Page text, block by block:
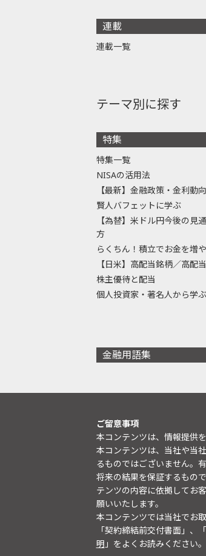
連載
連載一覧
テーマ別に探す
特集
特集一覧
NISAの活用法
【最新】金融政策・金利動向
賢人バフェットに学ぶ
【為替】米ドル円今後の見
方
らくちん！積立でお金を増
【日米】高配当銘柄／高配
株主優待と配当
個人投資家・著名人から学
金融用語集
ご留意事項
本コンテンツは、情報提供
本コンテンツは、当社や当
るものではございません。
将来の結果を保証するもの
テンツの内容に依拠してお
願いいたします。
本コンテンツでは当社でお
「契約締結前交付書面」
明 」をよくお読みください。